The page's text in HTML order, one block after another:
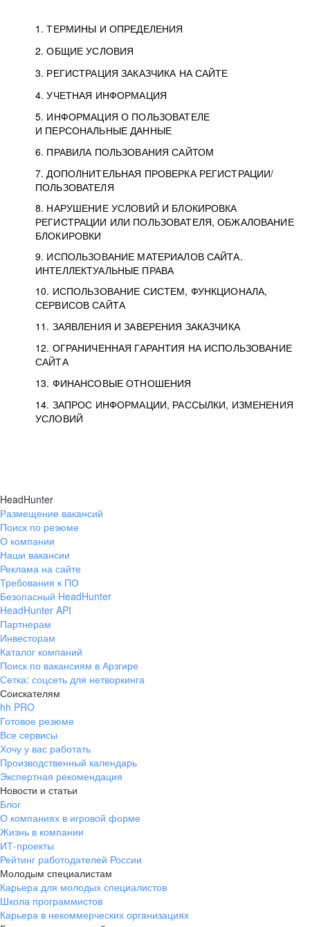
1. ТЕРМИНЫ И ОПРЕДЕЛЕНИЯ
2. ОБЩИЕ УСЛОВИЯ
3. РЕГИСТРАЦИЯ ЗАКАЗЧИКА НА САЙТЕ
4. УЧЕТНАЯ ИНФОРМАЦИЯ
5. ИНФОРМАЦИЯ О ПОЛЬЗОВАТЕЛЕ
И ПЕРСОНАЛЬНЫЕ ДАННЫЕ
6. ПРАВИЛА ПОЛЬЗОВАНИЯ САЙТОМ
7. ДОПОЛНИТЕЛЬНАЯ ПРОВЕРКА РЕГИСТРАЦИИ/
ПОЛЬЗОВАТЕЛЯ
8. НАРУШЕНИЕ УСЛОВИЙ И БЛОКИРОВКА
РЕГИСТРАЦИИ ИЛИ ПОЛЬЗОВАТЕЛЯ, ОБЖАЛОВАНИЕ
БЛОКИРОВКИ
9. ИСПОЛЬЗОВАНИЕ МАТЕРИАЛОВ САЙТА.
ИНТЕЛЛЕКТУАЛЬНЫЕ ПРАВА
10. ИСПОЛЬЗОВАНИЕ СИСТЕМ, ФУНКЦИОНАЛА,
СЕРВИСОВ САЙТА
11. ЗАЯВЛЕНИЯ И ЗАВЕРЕНИЯ ЗАКАЗЧИКА
12. ОГРАНИЧЕННАЯ ГАРАНТИЯ НА ИСПОЛЬЗОВАНИЕ
САЙТА
13. ФИНАНСОВЫЕ ОТНОШЕНИЯ
14. ЗАПРОС ИНФОРМАЦИИ, РАССЫЛКИ, ИЗМЕНЕНИЯ
УСЛОВИЙ
HeadHunter
Размещение вакансий
Поиск по резюме
О компании
Наши вакансии
Реклама на сайте
Требования к ПО
Безопасный HeadHunter
HeadHunter API
Партнерам
Инвесторам
Каталог компаний
Поиск по вакансиям в Арзгире
Сетка: соцсеть для нетворкинга
Соискателям
hh PRO
Готовое резюме
Все сервисы
Хочу у вас работать
Производственный календарь
Экспертная рекомендация
Новости и статьи
Блог
О компаниях в игровой форме
Жизнь в компании
ИТ-проекты
Рейтинг работодателей России
Молодым специалистам
Карьера для молодых специалистов
Школа программистов
Карьера в некоммерческих организациях